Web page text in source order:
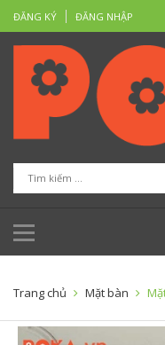
ĐĂNG KÝ ĐĂNG NHẬP
Trang chủ Mặt bàn